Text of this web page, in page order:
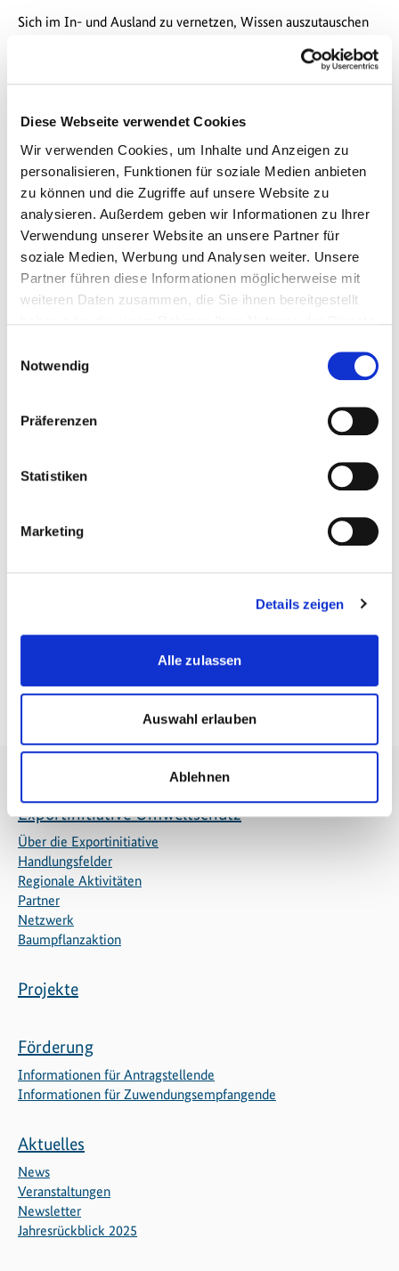
Diese Webseite verwendet Cookies
Wir verwenden Cookies, um Inhalte und Anzeigen zu
personalisieren, Funktionen für soziale Medien anbieten
zu können und die Zugriffe auf unsere Website zu
analysieren. Außerdem geben wir Informationen zu Ihrer
Verwendung unserer Website an unsere Partner für
soziale Medien, Werbung und Analysen weiter. Unsere
Partner führen diese Informationen möglicherweise mit
weiteren Daten zusammen, die Sie ihnen bereitgestellt
Notwendig
Präferenzen
Statistiken
Marketing
Details zeigen
Alle zulassen
Auswahl erlauben
Ablehnen
Sich im In- und Ausland zu vernetzen, Wissen auszutauschen
Anliegen der Exportinitiative Umweltschutz. Thematisch
relevante Datenbanken und Online-Portale bieten hierfür
Linksammlung ist daher Bestandteil der EXI-Webseite.
Ganz neu hinzugekommen ist hier die Online-
Vernetzungsplattform der AHK Kasachstan. Mit ihr sollen
deutsche und kasachische Unternehmen und Organisationen
aus dem Bereich Abfall- und Kreislaufwirtschaft die
Möglichkeit erhalten, sich virtuell auszutauschen.
Zu finden sind außerdem Verweise auf Deutschalands größtes
Portal für Umweltfirmen, den IHK ecoFinder, den GIZ
Knowledge Hub for Green Technologies, das Online-Portal
Zur Linksammlung von Datenbanken und Webseiten
Exportinitiative Umweltschutz
Über die Exportinitiative
Handlungsfelder
Regionale Aktivitäten
Partner
Netzwerk
Baumpflanzaktion
Projekte
Förderung
Informationen für Antragstellende
Informationen für Zuwendungsempfangende
Aktuelles
News
Veranstaltungen
Newsletter
Jahresrückblick 2025